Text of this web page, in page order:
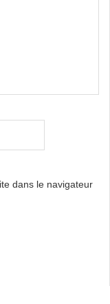
dans le navigateur